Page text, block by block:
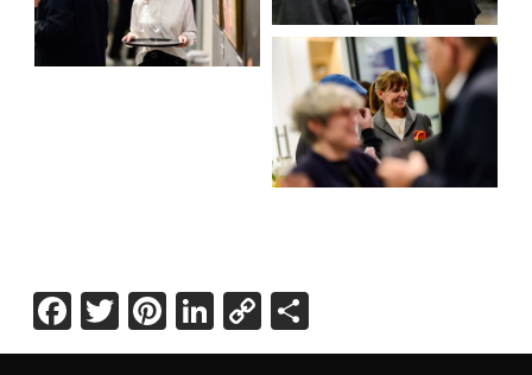
Facebook
Twitter
Pinterest
LinkedIn
Copy
Link
Share